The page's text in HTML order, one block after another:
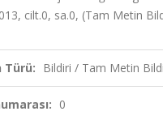
cilt.0, sa.0, (Tam Metin
Türü: Bildiri / Tam Metin
0